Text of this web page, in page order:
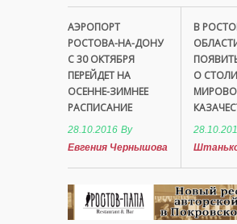
АЭРОПОРТ
РОСТОВА-НА-ДОНУ
С 30 ОКТЯБРЯ
ПЕРЕЙДЕТ НА
ОСЕННЕ-ЗИМНЕЕ
РАСПИСАНИЕ
28.10.2016 By
Евгения Чернышова
В
О